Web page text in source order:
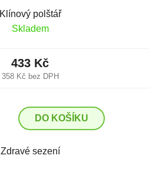
Klínový polštář
Skladem
358 Kč bez DPH
433 Kč
DO KOŠÍKU
Zdravé sezení